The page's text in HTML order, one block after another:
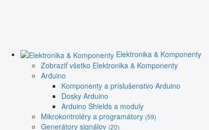
Elektronika & Komponenty
Zobraziť všetko Elektronika & Komponenty
Arduino
Komponenty a príslušenstvo Arduino
Dosky Arduino
Arduino Shields a moduly
Mikrokontroléry a programátory (59)
Generátory signálov (20)